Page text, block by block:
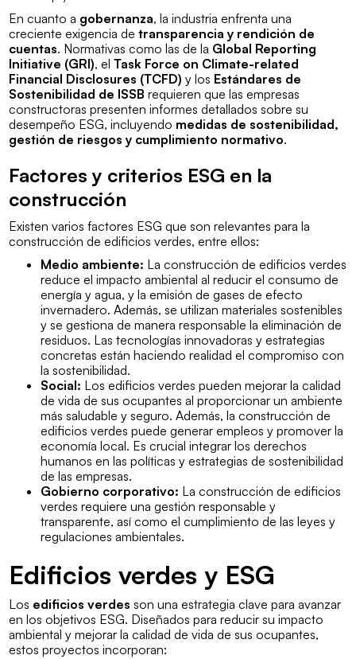
En cuanto a gobernanza, la industria enfrenta una
creciente exigencia detransparencia y rendición de
cuentas. Normativas como las de la Global Reporting
Initiative (GRI), elTask Force on Climate-related
Financial Disclosures (TCFD) y los Estándares de
Sostenibilidad de ISSB requieren que las empresas
constructoras presenten informes detallados sobre su
desempeño ESG, incluyendo medidas de sostenibilidad,
gestión de riesgos y cumplimiento normativo.
Factores y criterios ESG en la
construcción
Existen varios factores ESG que son relevantes para la
construcción de edificios verdes, entre ellos:
Medio ambiente: La construcción de edificios verdes
reduce el impacto ambiental al reducir el consumo de
energía y agua, y la emisión de gases de efecto
invernadero. Además, se utilizan materiales sostenibles
y se gestiona de manera responsable la eliminación de
residuos. Las tecnologías innovadoras y estrategias
concretas están haciendo realidad el compromiso con
la sostenibilidad.
Social: Los edificios verdes pueden mejorar la calidad
de vida de sus ocupantes al proporcionar un ambiente
más saludable y seguro. Además, la construcción de
edificios verdes puede generar empleos y promover la
economía local. Es crucial integrar los derechos
humanos en las políticas y estrategias de sostenibilidad
de las empresas.
Gobierno corporativo: La construcción de edificios
verdes requiere una gestión responsable y
transparente, así como el cumplimiento de las leyes y
regulaciones ambientales.
Edificios verdes y ESG
Los edificios verdes son una estrategia clave para avanzar
en los objetivos ESG. Diseñados para reducir su impacto
ambiental y mejorar la calidad de vida de sus ocupantes,
estos proyectos incorporan: